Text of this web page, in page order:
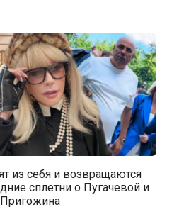
из себя и возвращаются
сплетни о Пугачевой и